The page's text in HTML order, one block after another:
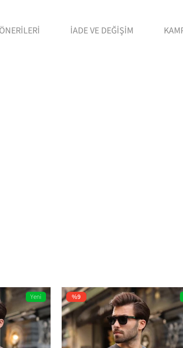
İADE VE DEĞIŞIM
: Boy
COTTON
Yeni
Ürün
%9